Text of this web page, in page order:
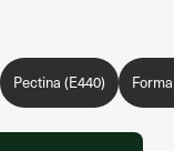
Pectina (E440)